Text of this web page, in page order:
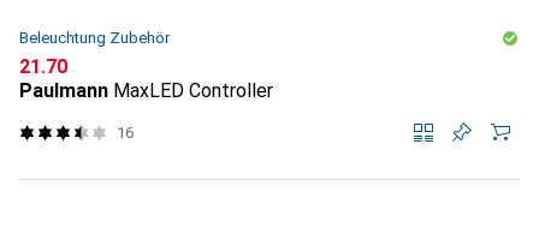
Beleuchtung Zubehör
CHF
21.70
Paulmann MaxLED Controller
16